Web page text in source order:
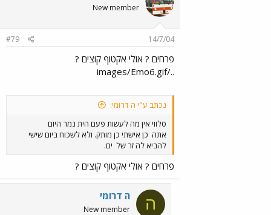
New member
14/7/04
#79
פרחים ? אולי אקטוף קוצים ?
../images/Emo6.gif
נכתב ע"י ה דרומי:
סלווי אין מה לעשות פעם הית נמר היום
אתה כן אישתי כן מותק. ולא לשכוח ביום שישי
להביא לה זר של ים.
פרחים ? אולי אקטוף קוצים ?
ה ה דרומי
New member